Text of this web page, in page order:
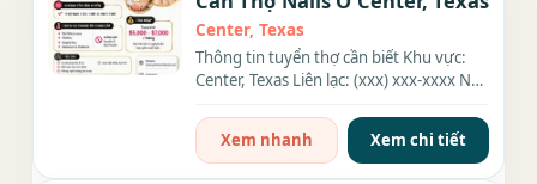
Center, Texas
Thông tin tuyển thợ cần biết Khu vực:
Center, Texas Liên lạc: (xxx) xxx-xxxx Nội
Xem nhanh
Xem chi tiết